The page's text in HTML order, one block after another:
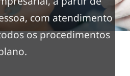
com atendimento
os procedimentos